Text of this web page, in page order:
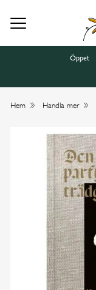
Öppet
Hem Handla mer